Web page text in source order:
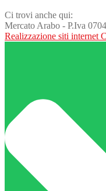
Ci trovi anche qui:
Mercato Arabo - P.Iva
Realizzazione siti internet